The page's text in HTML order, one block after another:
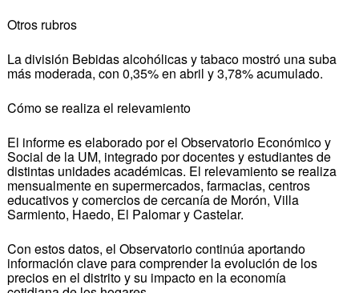
Otros rubros
La división Bebidas alcohólicas y tabaco mostró una suba
más moderada, con 0,35% en abril y 3,78% acumulado.
Cómo se realiza el relevamiento
El informe es elaborado por el Observatorio Económico y
Social de la UM, integrado por docentes y estudiantes de
distintas unidades académicas. El relevamiento se realiza
mensualmente en supermercados, farmacias, centros
educativos y comercios de cercanía de Morón, Villa
Sarmiento, Haedo, El Palomar y Castelar.
Con estos datos, el Observatorio continúa aportando
información clave para comprender la evolución de los
precios en el distrito y su impacto en la economía